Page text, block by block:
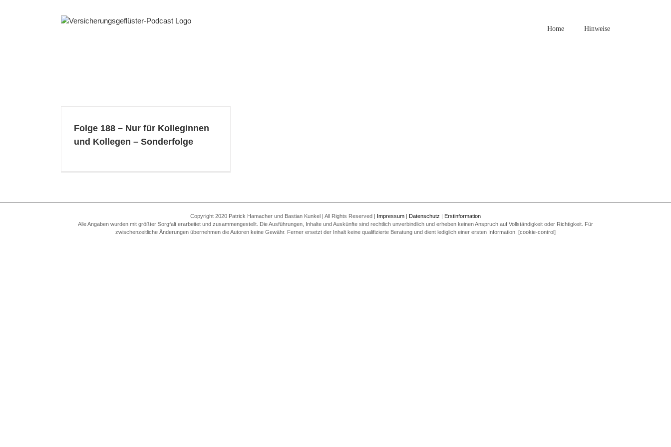
Home Hinweise
Folge 188 – Nur für Kolleginnen
und Kollegen – Sonderfolge
Copyright 2020 Patrick Hamacher und Bastian Kunkel | All Rights Reserved | Impressum | Datenschutz | Erstinformation
Alle Angaben wurden mit größter Sorgfalt erarbeitet und zusammengestellt. Die Ausführungen, Inhalte und Auskünfte sind rechtlich unverbindlich und erheben keinen Anspruch auf Vollständigkeit oder Richtigkeit. Für
zwischenzeitliche Änderungen übernehmen die Autoren keine Gewähr. Ferner ersetzt der Inhalt keine qualifizierte Beratung und dient lediglich einer ersten Information. [cookie-control]